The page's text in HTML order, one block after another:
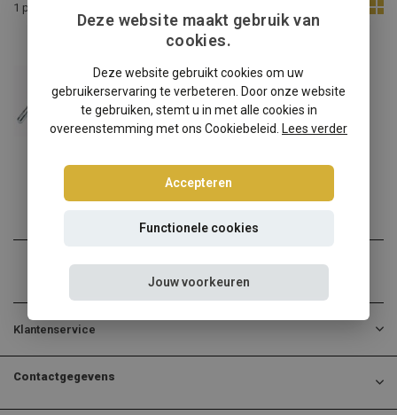
1 product
Volkswagen Golf 4 Sedan/Variant 2WD
schroefset
Volkswagen Golf 4 Sedan/...
Incl. btw
Klantenservice
Contactgegevens
Deze website maakt gebruik van
cookies.
Deze website gebruikt cookies om uw
gebruikerservaring te verbeteren. Door onze website
te gebruiken, stemt u in met alle cookies in
overeenstemming met ons Cookiebeleid.
Lees verder
Accepteren
Functionele cookies
Jouw voorkeuren